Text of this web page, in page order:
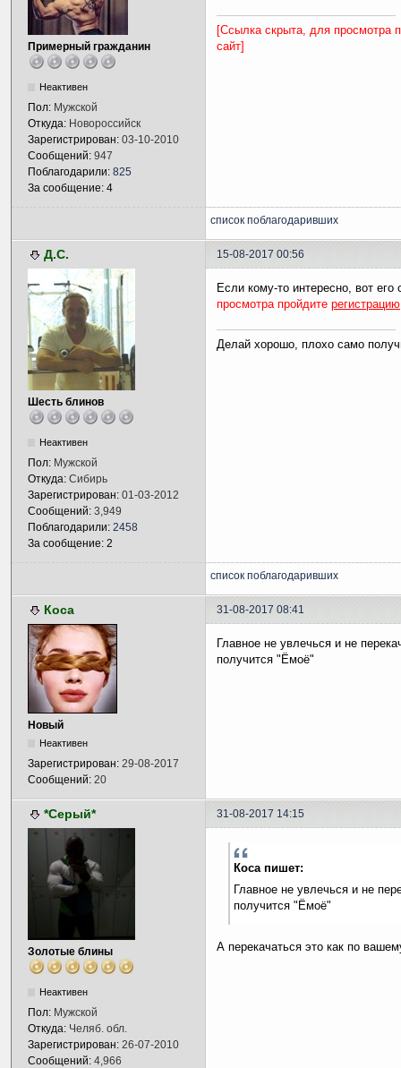
Примерный гражданин
Неактивен
Пол: Мужской
Откуда: Новороссийск
Зарегистрирован: 03-10-2010
Сообщений: 947
Поблагодарили: 825
За сообщение: 4
[Ссылка скрыта, для просмотра
сайт]
список поблагодаривших
Д.С. 15-08-2017 00:56
Шесть блинов
Неактивен
Пол: Мужской
Откуда: Сибирь
Зарегистрирован: 01-03-2012
Сообщений: 3,949
Поблагодарили: 2458
За сообщение: 2
Если кому-то интересно, вот его
просмотра пройдите регистрацию
Делай хорошо, плохо само
список поблагодаривших
Коса 31-08-2017 08:41
Новый
Неактивен
Зарегистрирован: 29-08-2017
Сообщений: 20
Главное не увлечься и не
получится "Ёмоё"
*Серый* 31-08-2017 14:15
Золотые блины
Неактивен
Пол: Мужской
Откуда: Челяб. обл.
Зарегистрирован: 26-07-2010
Сообщений: 4,966
Коса пишет:
Главное не увлечься и не
получится "Ёмоё"
А перекачаться это как по